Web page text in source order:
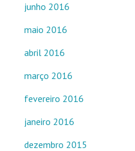
junho 2016
maio 2016
abril 2016
março 2016
fevereiro 2016
janeiro 2016
dezembro 2015